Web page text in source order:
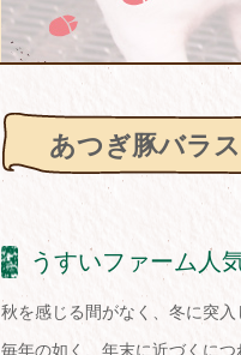
あつぎ豚バラ
うすいファーム人
秋を感じる間がなく、冬に突
毎年の如く、年末に近づくに